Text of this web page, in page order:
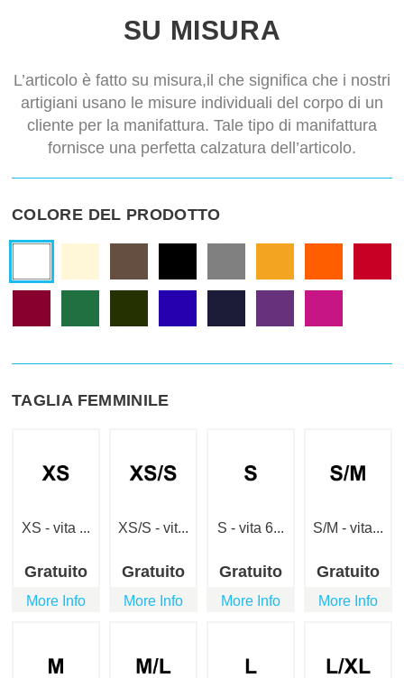
SU MISURA
L’articolo è fatto su misura,il che significa che i nostri
artigiani usano le misure individuali del corpo di un
cliente per la manifattura. Tale tipo di manifattura
fornisce una perfetta calzatura dell’articolo.
COLORE DEL PRODOTTO
TAGLIA FEMMINILE
XS - vita ...
Gratuito
More Info
XS/S - vit...
Gratuito
More Info
S - vita 6...
Gratuito
More Info
S/M - vita...
Gratuito
More Info